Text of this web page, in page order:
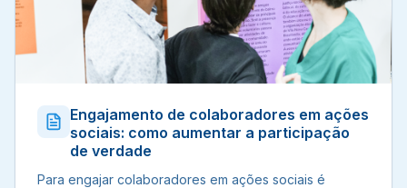
Engajamento de colaboradores em ações
sociais: como aumentar a participação
de verdade
Para engajar colaboradores em ações sociais é